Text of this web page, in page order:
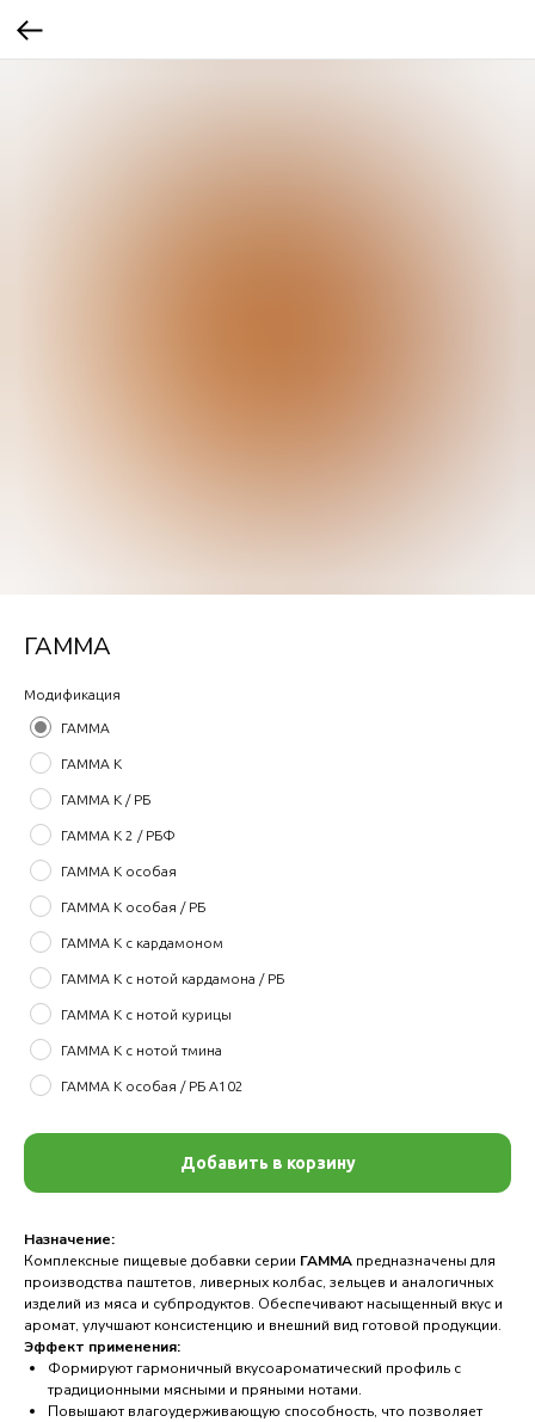
ГАММА
Модификация
ГАММА
ГАММА К
ГАММА К / РБ
ГАММА К 2 / РБФ
ГАММА К особая
ГАММА К особая / РБ
ГАММА К с кардамоном
ГАММА К с нотой кардамона / РБ
ГАММА К с нотой курицы
ГАММА К с нотой тмина
ГАММА К особая / РБ A102
Добавить в корзину
Назначение:
Комплексные пищевые добавки серии ГАММА предназначены для
производства паштетов, ливерных колбас, зельцев и аналогичных
изделий из мяса и субпродуктов. Обеспечивают насыщенный вкус и
аромат, улучшают консистенцию и внешний вид готовой продукции.
Эффект применения:
Формируют гармоничный вкусоароматический профиль с
традиционными мясными и пряными нотами.
Повышают влагоудерживающую способность, что позволяет